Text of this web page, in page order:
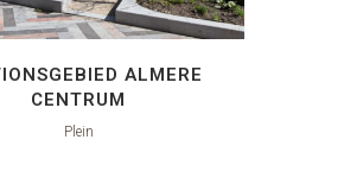
ALMERE
CENTRUM
Plein